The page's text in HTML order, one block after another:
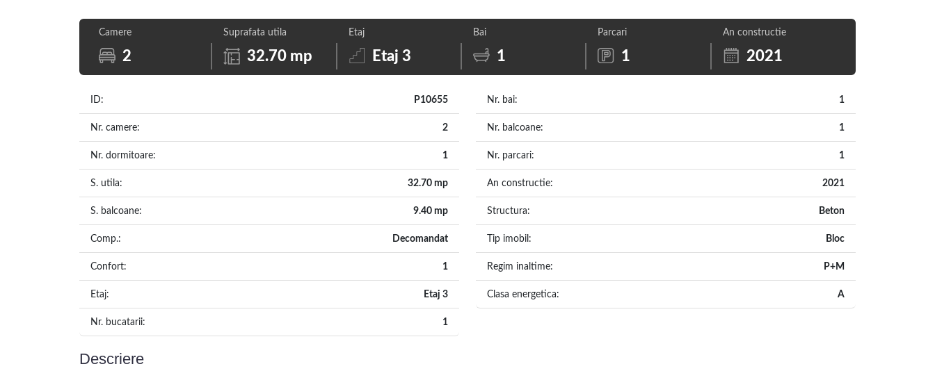
Camere
2
Suprafata utila
32.70 mp
Etaj
Etaj 3
Bai
1
Parcari
1
An constructie
2021
ID: P10655
Nr. camere: 2
Nr. dormitoare: 1
S. utila: 32.70 mp
S. balcoane: 9.40 mp
Comp.: Decomandat
Confort: 1
Etaj: Etaj 3
Nr. bucatarii: 1
Nr. bai: 1
Nr. balcoane: 1
Nr. parcari: 1
An constructie: 2021
Structura: Beton
Tip imobil: Bloc
Regim inaltime: P+M
Clasa energetica: A
Descriere